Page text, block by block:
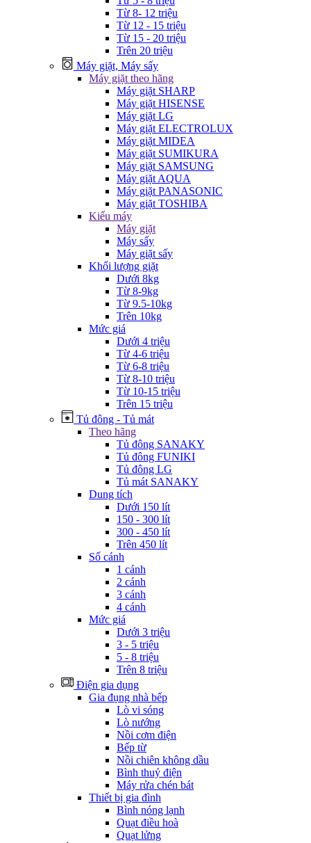
Từ 8- 12 triệu
Từ 12 - 15 triệu
Từ 15 - 20 triệu
Trên 20 triệu
Máy giặt, Máy sấy
Máy giặt theo hãng
Máy giặt SHARP
Máy giặt HISENSE
Máy giặt LG
Máy giặt ELECTROLUX
Máy giặt MIDEA
Máy giặt SUMIKURA
Máy giặt SAMSUNG
Máy giặt AQUA
Máy giặt PANASONIC
Máy giặt TOSHIBA
Kiểu máy
Máy giặt
Máy sấy
Máy giặt sấy
Khối lượng giặt
Dưới 8kg
Từ 8-9kg
Từ 9.5-10kg
Trên 10kg
Mức giá
Dưới 4 triệu
Từ 4-6 triệu
Từ 6-8 triệu
Từ 8-10 triệu
Từ 10-15 triệu
Trên 15 triệu
Tủ đông - Tủ mát
Theo hãng
Tủ đông SANAKY
Tủ đông FUNIKI
Tủ đông LG
Tủ mát SANAKY
Dung tích
Dưới 150 lít
150 - 300 lít
300 - 450 lít
Trên 450 lít
Số cánh
1 cánh
2 cánh
3 cánh
4 cánh
Mức giá
Dưới 3 triệu
3 - 5 triệu
5 - 8 triệu
Trên 8 triệu
Điện gia dụng
Gia đụng nhà bếp
Lò vi sóng
Lò nướng
Nồi cơm điện
Bếp từ
Nồi chiên không dầu
Bình thuỷ điện
Máy rửa chén bát
Thiết bị gia đình
Bình nóng lạnh
Quạt điều hoà
Quạt lửng